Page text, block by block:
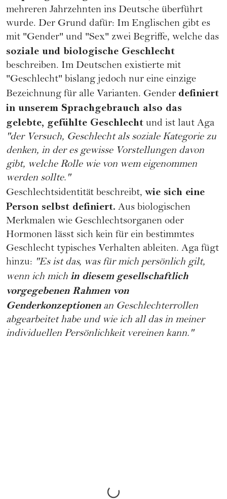
mehreren Jahrzehnten ins Deutsche überführt
wurde. Der Grund dafür: Im Englischen gibt es
mit "Gender" und "Sex" zwei Begriffe, welche das
soziale und biologische Geschlecht
beschreiben. Im Deutschen existierte mit
"Geschlecht" bislang jedoch nur eine einzige
Bezeichnung für alle Varianten. Gender definiert
in unserem Sprachgebrauch also das
gelebte, gefühlte Geschlecht und ist laut Aga
"der Versuch, Geschlecht als soziale Kategorie zu
denken, in der es gewisse Vorstellungen davon
gibt, welche Rolle wie von wem eigenommen
werden sollte."
Geschlechtsidentität beschreibt, wie sich eine
Person selbst definiert. Aus biologischen
Merkmalen wie Geschlechtsorganen oder
Hormonen lässt sich kein für ein bestimmtes
Geschlecht typisches Verhalten ableiten. Aga fügt
hinzu: "Es ist das, was für mich persönlich gilt,
wenn ich mich in diesem gesellschaftlich
vorgegebenen Rahmen von
Genderkonzeptionenan Geschlechterrollen
abgearbeitet habe und wie ich all das in meiner
individuellen Persönlichkeit vereinen kann."